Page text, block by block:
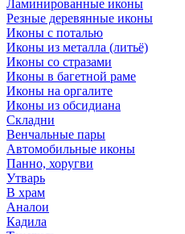
Ламинированные иконы
Резные деревянные иконы
Иконы с поталью
Иконы из металла (литьё)
Иконы со стразами
Иконы в багетной раме
Иконы на оргалите
Иконы из обсидиана
Складни
Венчальные пары
Автомобильные иконы
Панно, хоругви
Утварь
В храм
Аналои
Кадила